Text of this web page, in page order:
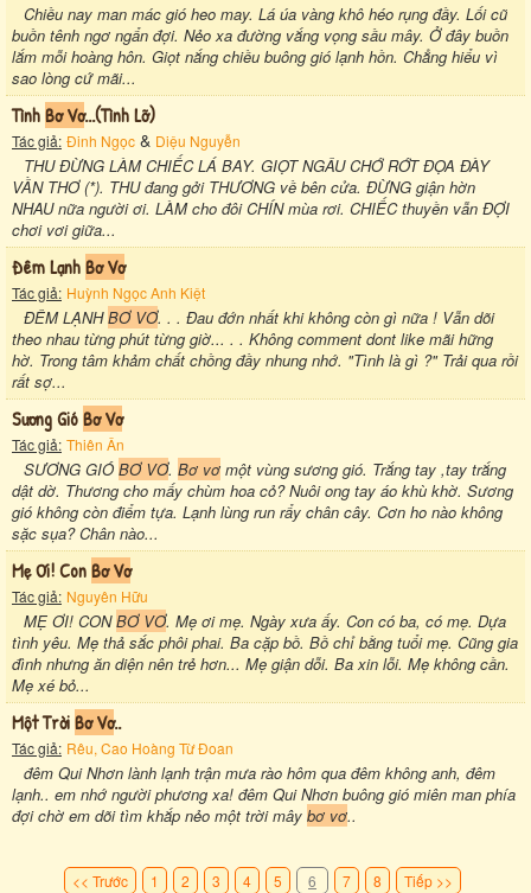
Chiều nay man mác gió heo may. Lá úa vàng khô héo rụng đầy. Lối cũ
buồn tênh ngơ ngẩn đợi. Nẻo xa đường vắng vọng sầu mây. Ở đây buồn
lắm mỗi hoàng hôn. Giọt nắng chiều buông gió lạnh hồn. Chẳng hiểu vì
sao lòng cứ mãi...
TìnhBơ Vơ...(tình Lỡ)
Tác giả: Đinh Ngọc & Diệu Nguyễn
THU ĐỪNG LÀM CHIẾC LÁ BAY. GIỌT NGÂU CHỚ RỚT ĐỌA ĐÀY
VẦN THƠ (*). THU đang gởi THƯƠNG về bên cửa. ĐỪNG giận hờn
NHAU nữa người ơi. LÀM cho đôi CHÍN mùa rơi. CHIẾC thuyền vẫn ĐỢI
chơi vơi giữa...
Đêm LạnhBơ Vơ
Tác giả: Huỳnh Ngọc Anh Kiệt
ĐÊM LẠNHBƠ VƠ. . . Đau đớn nhất khi không còn gì nữa ! Vẫn dõi
theo nhau từng phút từng giờ... . . Không comment dont like mãi hững
hờ. Trong tâm khảm chất chồng đầy nhung nhớ. "Tình là gì ?" Trải qua rồi
rất sợ...
Sương GióBơ Vơ
Tác giả: Thiên Ân
SƯƠNG GIÓ BƠ VƠ. Bơ vơ một vùng sương gió. Trắng tay ,tay trắng
dật dờ. Thương cho mấy chùm hoa cỏ? Nuôi ong tay áo khù khờ. Sương
gió không còn điểm tựa. Lạnh lùng run rẩy chân cây. Cơn ho nào không
sặc sụa? Chân nào...
Mẹ Ơi! ConBơ Vơ
Tác giả: Nguyên Hữu
MẸ ƠI! CONBƠ VƠ. Mẹ ơi mẹ. Ngày xưa ấy. Con có ba, có mẹ. Dựa
tình yêu. Mẹ thả sắc phôi phai. Ba cặp bồ. Bồ chỉ bằng tuổi mẹ. Cũng gia
đình nhưng ăn diện nên trẻ hơn... Mẹ giận dỗi. Ba xin lỗi. Mẹ không cần.
Mẹ xé bỏ...
Một TrờiBơ Vơ..
Tác giả: Rêu, Cao Hoàng Từ Đoan
đêm Qui Nhơn lành lạnh trận mưa rào hôm qua đêm không anh, đêm
lạnh.. em nhớ người phương xa! đêm Qui Nhơn buông gió miên man phía
đợi chờ em dõi tìm khắp nẻo một trời mây bơ vơ..
<< Trước 1 2 3 4 5 6 7 8 Tiếp >>